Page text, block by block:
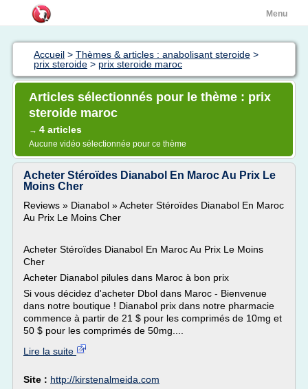
Menu
Accueil > Thèmes & articles : anabolisant steroide >
prix steroide > prix steroide maroc
Articles sélectionnés pour le thème : prix
steroide maroc
→ 4 articles
Aucune vidéo sélectionnée pour ce thème
Acheter Stéroïdes Dianabol En Maroc Au Prix Le
Moins Cher
Reviews » Dianabol » Acheter Stéroïdes Dianabol En Maroc
Au Prix Le Moins Cher
Acheter Stéroïdes Dianabol En Maroc Au Prix Le Moins
Cher
Acheter Dianabol pilules dans Maroc à bon prix
Si vous décidez d'acheter Dbol dans Maroc - Bienvenue
dans notre boutique ! Dianabol prix dans notre pharmacie
commence à partir de 21 $ pour les comprimés de 10mg et
50 $ pour les comprimés de 50mg....
Lire la suite
Site : http://kirstenalmeida.com